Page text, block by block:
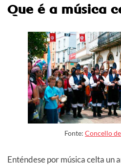
Que é a música
Fonte: Concello
Enténdese por música celta un